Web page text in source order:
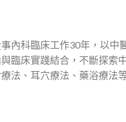
內科臨床工作30年，以中
臨床實踐結合，不斷探索
法、耳穴療法、藥浴療法